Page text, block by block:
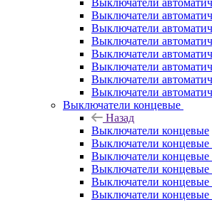
Выключатели
Выключатели
Выключатели
Выключатели
Выключатели
Выключатели
Выключатели
Выключатели концевые
Назад
Выключатели концевые
Выключатели
Выключатели
Выключатели
Выключатели
Выключатели